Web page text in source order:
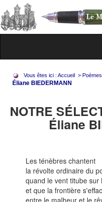
Vous êtes ici : Accueil >
Éliane BIEDERMANN
NOTRE
Éliane
Les ténèbres chantent
la révolte ordinaire du
quand le vent titube sur
et que la frontière
entre le malheur et le